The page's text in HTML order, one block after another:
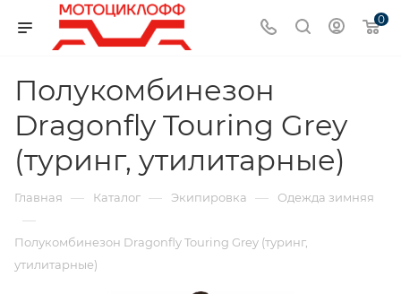
0
Полукомбинезон
Dragonfly Touring Grey
(туринг, утилитарные)
Главная — Каталог — Экипировка — Одежда зимняя
—
Полукомбинезон Dragonfly Touring Grey (туринг,
утилитарные)